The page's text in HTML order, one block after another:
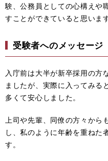
験、公務員としての心構えや
すことができていると思います
受験者へのメッセージ
入庁前は大半が新卒採用の方
ましたが、実際に入ってみる
多くて安心しました。
上司や先輩、同僚の方々か
し、私のように年齢を重ねた
す。